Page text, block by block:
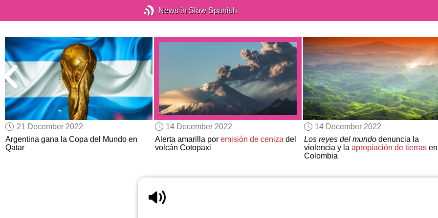
News in Slow Spanish
21 December 2022
Argentina gana la Copa del Mundo en
Qatar
14 December 2022
Alerta amarilla por emisión de cenizadel
volcán Cotopaxi
14 December 2022
Los reyes del mundodenuncia la
violencia y la apropiación de tierrasen
Colombia